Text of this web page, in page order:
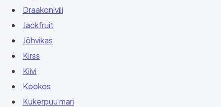
Draakonivili
Jackfruit
Jõhvikas
Kirss
Kiivi
Kookos
Kukerpuu mari